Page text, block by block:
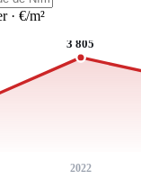
· €/m²
3 805
2022